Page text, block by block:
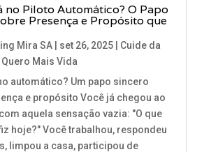
no Piloto Automático? O Papo
Presença e Propósito que
Mira SA| set 26, 2025| Cuide da
Quero Mais Vida
automático? Um papo sincero
e propósito Você já chegou ao
aquela sensação vazia: "O que
hoje?" Você trabalhou, respondeu
limpou a casa, participou de